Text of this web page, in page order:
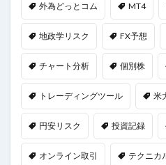
外為どっとコム MT4
地政学リスク FX予想
チャート分析 個別株
トレーディングツール 米
円安リスク 投資記録
オンライン取引 テクニカ